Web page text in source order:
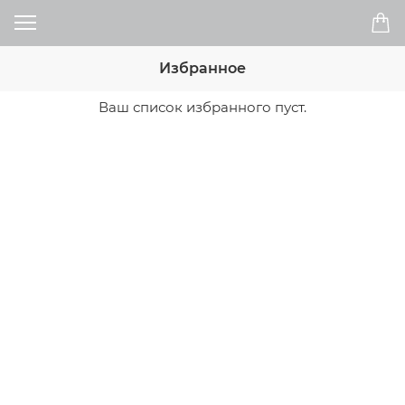
Избранное
Ваш список избранного пуст.